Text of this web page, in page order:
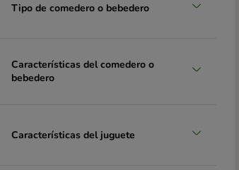
Tipo de comedero o bebedero
Características del comedero o
bebedero
Características del juguete